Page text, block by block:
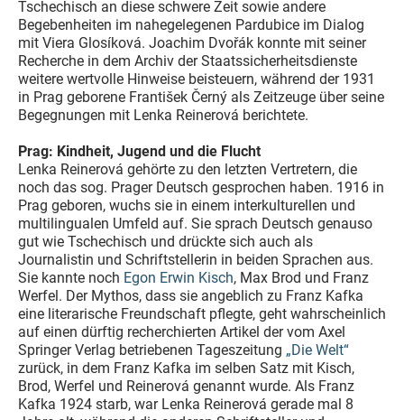
Tschechisch an diese schwere Zeit sowie andere
Begebenheiten im nahegelegenen Pardubice im Dialog
mit Viera Glosíková. Joachim Dvořák konnte mit seiner
Recherche in dem Archiv der Staatssicherheitsdienste
weitere wertvolle Hinweise beisteuern, während der 1931
in Prag geborene František Černý als Zeitzeuge über seine
Begegnungen mit Lenka Reinerová berichtete.
Prag: Kindheit, Jugend und die Flucht
Lenka Reinerová gehörte zu den letzten Vertretern, die
noch das sog. Prager Deutsch gesprochen haben. 1916 in
Prag geboren, wuchs sie in einem interkulturellen und
multilingualen Umfeld auf. Sie sprach Deutsch genauso
gut wie Tschechisch und drückte sich auch als
Journalistin und Schriftstellerin in beiden Sprachen aus.
Sie kannte noch Egon Erwin Kisch, Max Brod und Franz
Werfel. Der Mythos, dass sie angeblich zu Franz Kafka
eine literarische Freundschaft pflegte, geht wahrscheinlich
auf einen dürftig recherchierten Artikel der vom Axel
Springer Verlag betriebenen Tageszeitung „Die Welt“
zurück, in dem Franz Kafka im selben Satz mit Kisch,
Brod, Werfel und Reinerová genannt wurde. Als Franz
Kafka 1924 starb, war Lenka Reinerová gerade mal 8